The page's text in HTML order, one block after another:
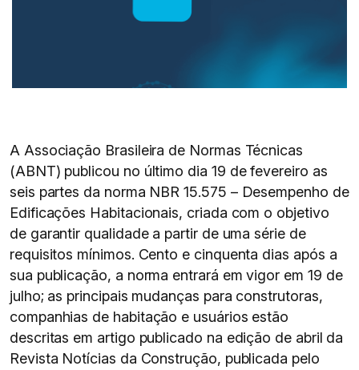
A Associação Brasileira de Normas Técnicas
(ABNT) publicou no último dia 19 de fevereiro as
seis partes da norma NBR 15.575 – Desempenho de
Edificações Habitacionais, criada com o objetivo
de garantir qualidade a partir de uma série de
requisitos mínimos. Cento e cinquenta dias após a
sua publicação, a norma entrará em vigor em 19 de
julho; as principais mudanças para construtoras,
companhias de habitação e usuários estão
descritas em artigo publicado na edição de abril da
Revista Notícias da Construção, publicada pelo